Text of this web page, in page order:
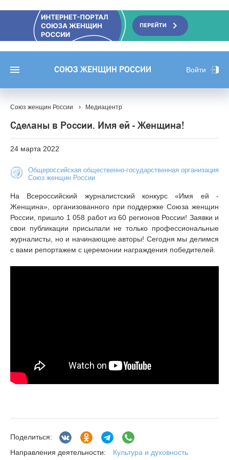
СОЮЗ ЖЕНЩИН РОССИИ Войти
Союз женщин России Медиацентр
Сделаны в России. Имя ей - Женщина!
24 марта 2022
Общероссийская общественно-государственная организация
Союз женщин России
На Всероссийский журналистский конкурс «Имя ей -
Женщина», организованного при поддержке Союза женщин
России, пришло 1 058 работ из 60 регионов России! Заявки и
свои публикации присылали не только профессиональные
журналисты, но и начинающие авторы! Сегодня мы делимся
с вами репортажем с церемонии награждения победителей.
Поделиться:
Направления деятельности:
Культура и духовность